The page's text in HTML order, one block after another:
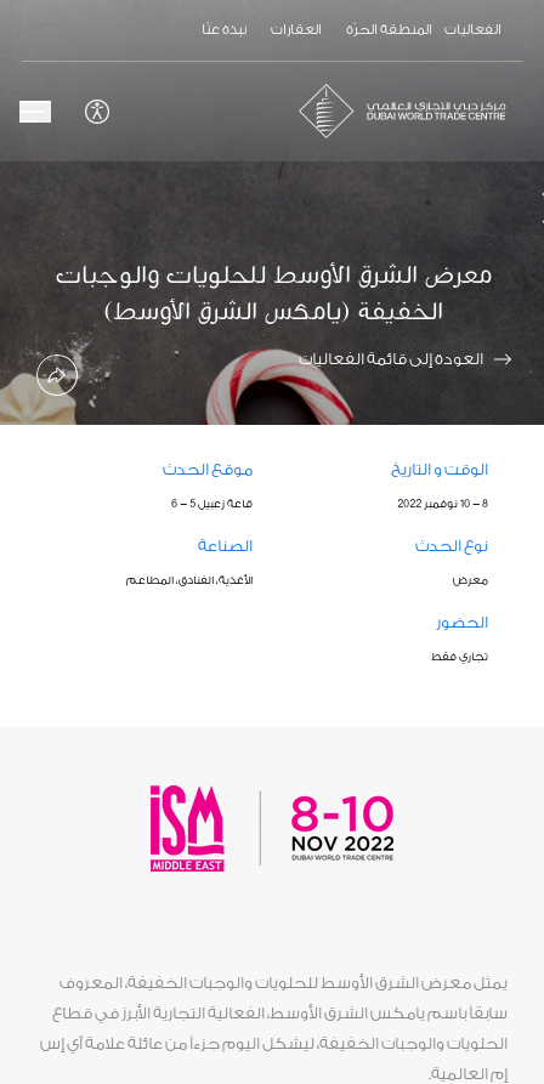
الفعاليات المنطقة الحرّة العقارات نبذة عنّا
معرض الشرق الأوسط للحلويات والوجبات
الخفيفة (يامكس الشرق الأوسط)
العودة إلى قائمة الفعاليات
الوقت و التاريخ
8 - 10 نوفمبر 2022
موقع الحدث
قاعة زعبيل 5 - 6
نوع الحدث
معرض
الصناعة
الأغذية، الفنادق، المطاعم
الحضور
تجاري فقط
يمثل معرض الشرق الأوسط للحلويات والوجبات الخفيفة، المعروف
سابقاً باسم يامكس الشرق الأوسط، الفعالية التجارية الأبرز في قطاع
الحلويات والوجبات الخفيفة، ليشكل اليوم جزءاً من عائلة علامة آي إس
إم العالمية.